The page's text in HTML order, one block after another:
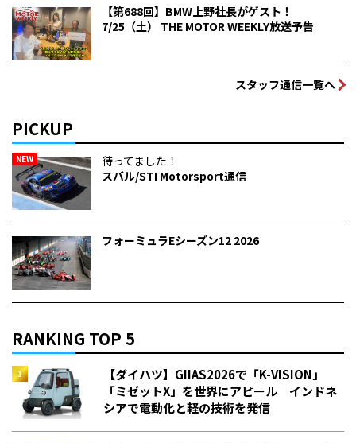
【第688回】BMW上野社長がゲスト！
7/25（土） THE MOTOR WEEKLY放送予告
スタッフ通信一覧へ
PICKUP
NEW
待ってました！
スバル/STI Motorsport通信
フォーミュラEシーズン12 2026
RANKING TOP 5
【ダイハツ】GIIAS2026で「K-VISION」
「ミゼットX」を世界にアピール インドネ
シアで電動化と軽の技術を発信